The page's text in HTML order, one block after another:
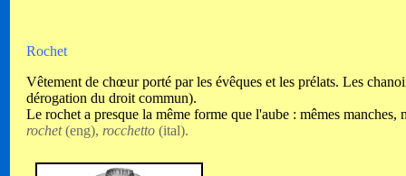
Rochet
Vêtement de chœur porté par les évêques et les prélats. Les
dérogation du droit commun).
Le rochet a presque la même forme que l'aube : mêmes manches,
rochet(eng), rocchetto (ital).